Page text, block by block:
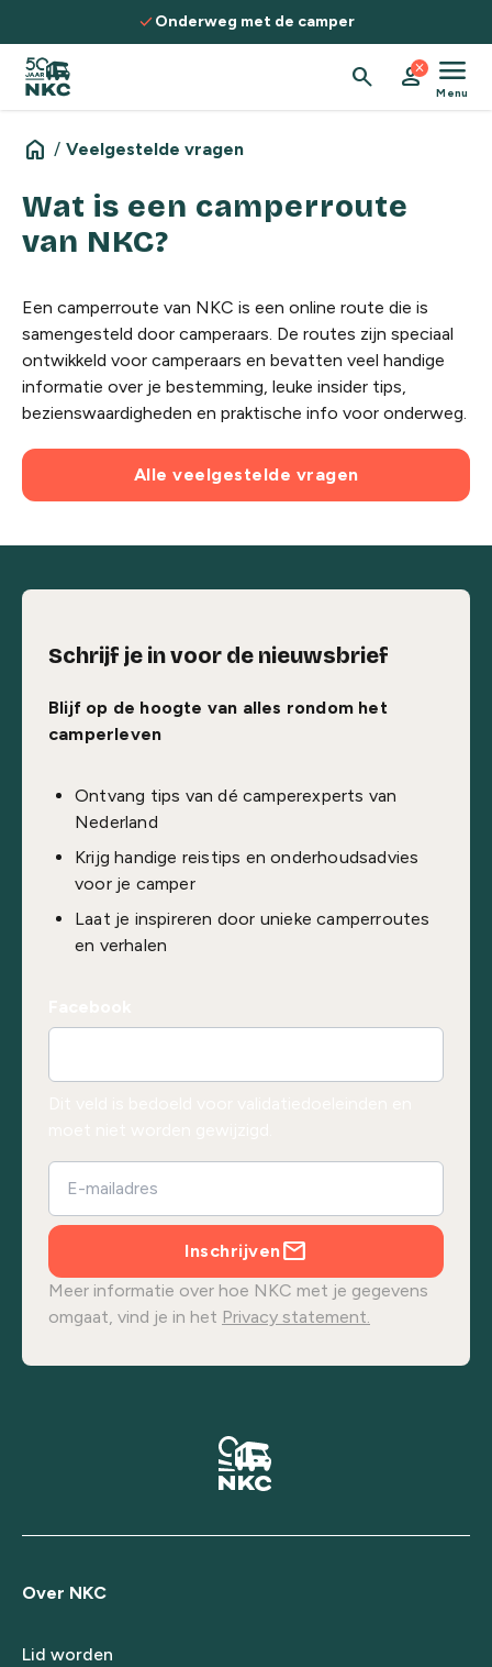
Spring naar de inhoud
checkOnderweg met de camper
search person
close menu
Menu
home / Veelgestelde vragen
Wat is een camperroute
van NKC?
Een camperroute van NKC is een online route die is
samengesteld door camperaars. De routes zijn speciaal
ontwikkeld voor camperaars en bevatten veel handige
informatie over je bestemming, leuke insider tips,
bezienswaardigheden en praktische info voor onderweg.
Alle veelgestelde vragen
Schrijf je in voor de nieuwsbrief
Blijf op de hoogte van alles rondom het
camperleven
Ontvang tips van dé camperexperts van
Nederland
Krijg handige reistips en onderhoudsadvies
voor je camper
Laat je inspireren door unieke camperroutes
en verhalen
Inschrijven
Meer informatie over hoe NKC met je gegevens
omgaat, vind je in het Privacy statement.
Over NKC
Lid worden